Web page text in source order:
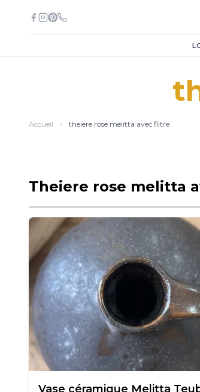
Accueil › theiere rose melitta avec filtre
Theiere rose melitta
Vase céramique Melitta